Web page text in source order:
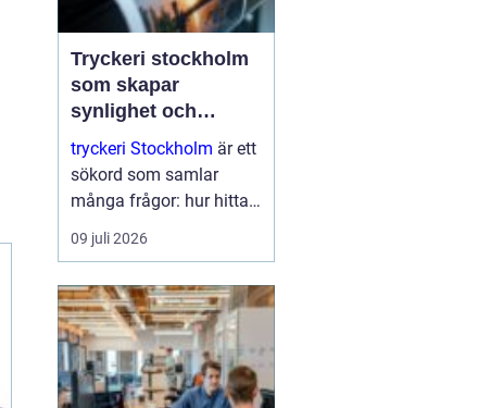
Tryckeri stockholm
som skapar
synlighet och
förtroende
tryckeri Stockholm är ett
sökord som samlar
många frågor: hur hittar
man rätt leverantör, vad
skiljer kvalitetstryck från
hur säkerställer man att
varumärket verkligen
lyfts fram? I en sta...
09 juli 2026